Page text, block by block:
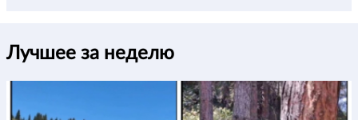
Лучшее за неделю